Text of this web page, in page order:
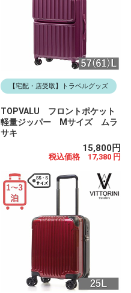
【宅配・店受取】トラベルグッズ
TOPVALU フロントポケット
軽量ジッパー Mサイズ ムラ
サキ
15,800円
税込価格 17,380 円